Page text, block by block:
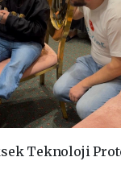
Teknoloji